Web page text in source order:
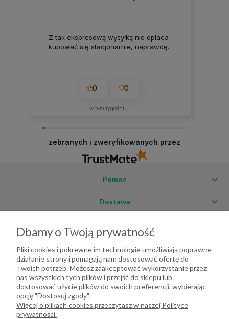
Z tak ekspresową wysyłką nie opłaca
kupować się stacjonarnie, naprawdę.
0 0
w tym tygodniu
zebranych i zweryfikowanych przez
Pomoc
Dostawa
O firmie
Dbamy o Twoją prywatność
Pliki cookies i pokrewne im technologie umożliwiają poprawne
działanie strony i pomagają nam dostosować ofertę do
Twoich potrzeb. Możesz zaakceptować wykorzystanie przez
nas wszystkich tych plików i przejść do sklepu lub
dostosować użycie plików do swoich preferencji, wybierając
opcję "Dostosuj zgody".
Więcej o plikach cookies przeczytasz w naszej Polityce
prywatności.